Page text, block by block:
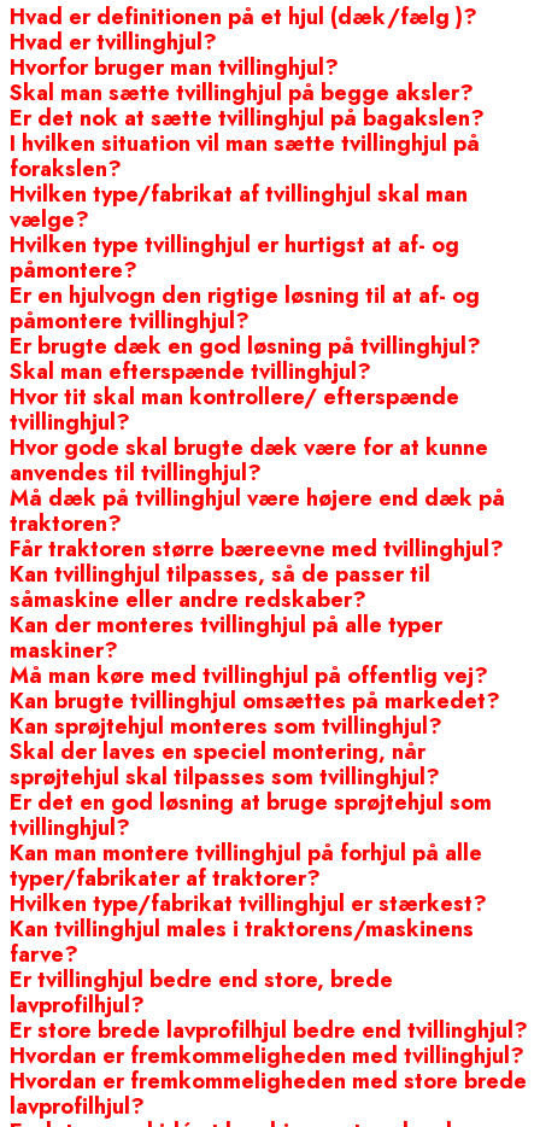
Hvad er definitionen på et hjul (dæk/fælg )?
Hvad er tvillinghjul?
Hvorfor bruger man tvillinghjul?
Skal man sætte tvillinghjul på begge aksler?
Er det nok at sætte tvillinghjul på bagakslen?
I hvilken situation vil man sætte tvillinghjul på
forakslen?
Hvilken type/fabrikat af tvillinghjul skal man
vælge?
Hvilken type tvillinghjul er hurtigst at af- og
påmontere?
Er en hjulvogn den rigtige løsning til at af- og
påmontere tvillinghjul?
Er brugte dæk en god løsning på tvillinghjul?
Skal man efterspænde tvillinghjul?
Hvor tit skal man kontrollere/ efterspænde
tvillinghjul?
Hvor gode skal brugte dæk være for at kunne
anvendes til tvillinghjul?
Må dæk på tvillinghjul være højere end dæk på
traktoren?
Får traktoren større bæreevne med tvillinghjul?
Kan tvillinghjul tilpasses, så de passer til
såmaskine eller andre redskaber?
Kan der monteres tvillinghjul på alle typer
maskiner?
Må man køre med tvillinghjul på offentlig vej?
Kan brugte tvillinghjul omsættes på markedet?
Kan sprøjtehjul monteres som tvillinghjul?
Skal der laves en speciel montering, når
sprøjtehjul skal tilpasses som tvillinghjul?
Er det en god løsning at bruge sprøjtehjul som
tvillinghjul?
Kan man montere tvillinghjul på forhjul på alle
typer/fabrikater af traktorer?
Hvilken type/fabrikat tvillinghjul er stærkest?
Kan tvillinghjul males i traktorens/maskinens
farve?
Er tvillinghjul bedre end store, brede
lavprofilhjul?
Er store brede lavprofilhjul bedre end tvillinghjul?
Hvordan er fremkommeligheden med tvillinghjul?
Hvordan er fremkommeligheden med store brede
lavprofilhjul?